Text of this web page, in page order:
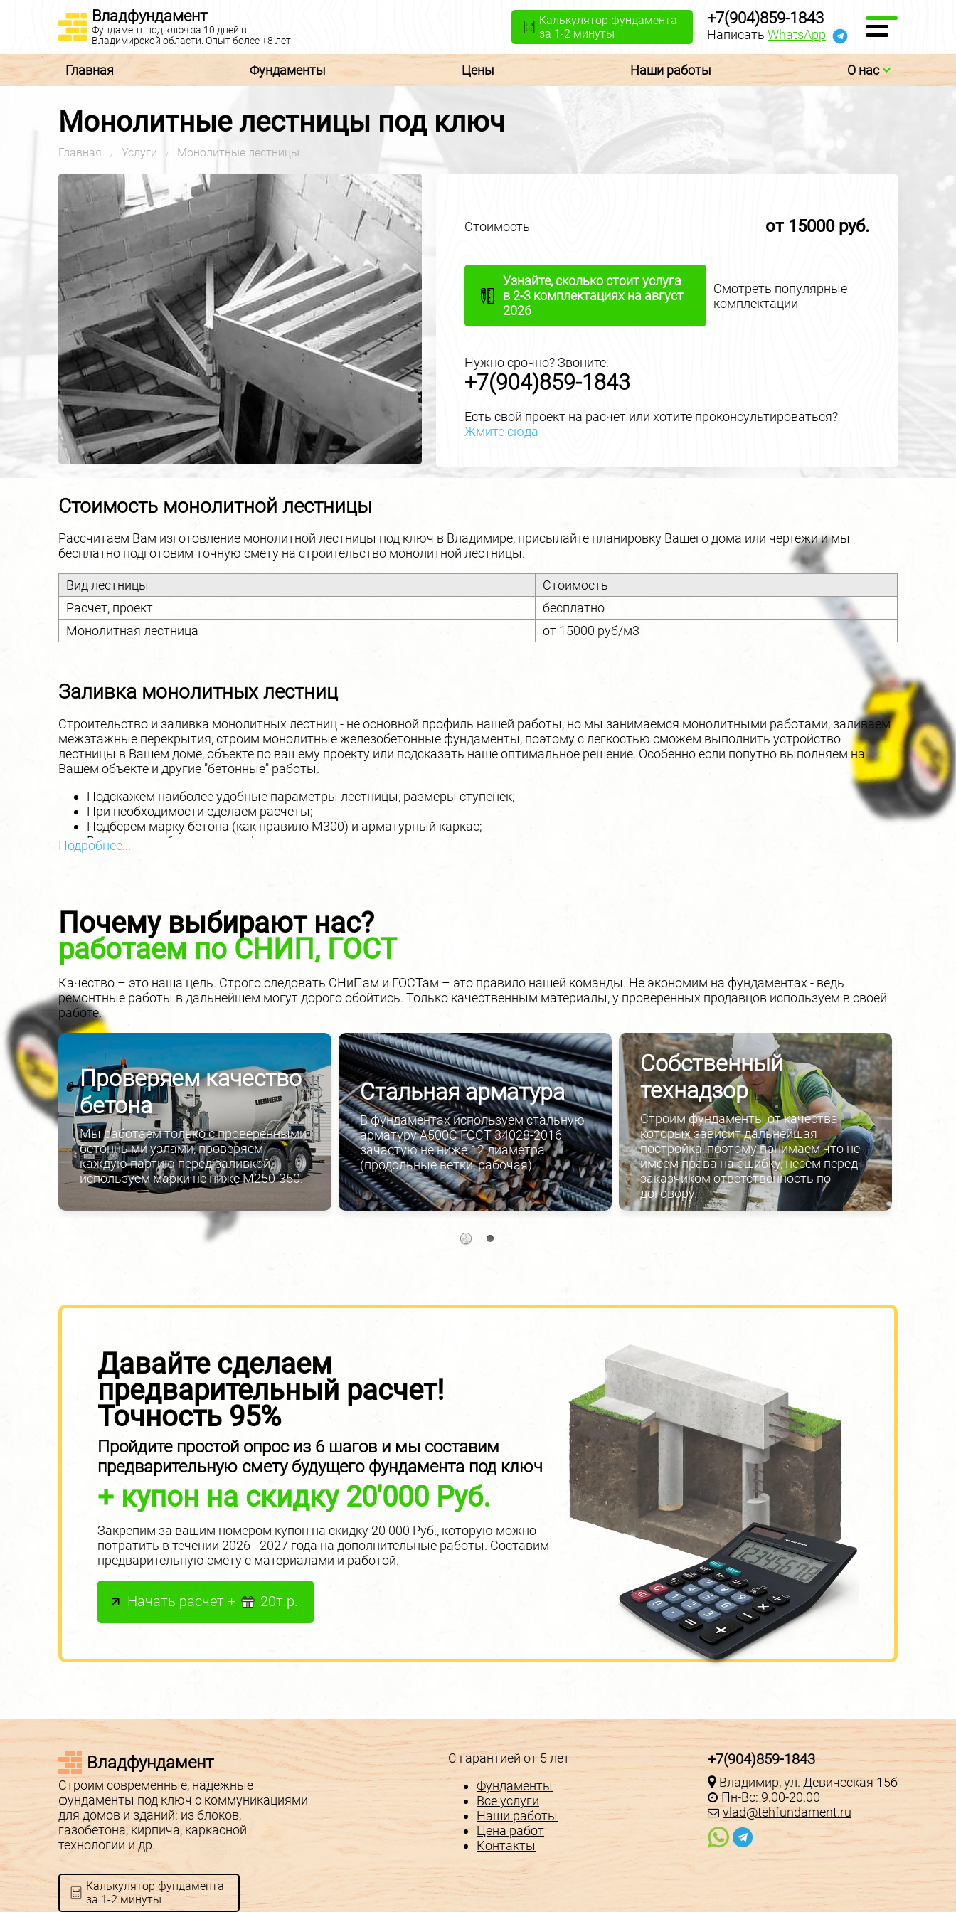
Владфундамент
Фундамент под ключза 10 дней в
Владимирской области. Опыт более +8 лет.
Калькулятор фундамента
за 1-2 минуты
+7(904)859-1843
Написать WhatsApp
Главная Фундаменты Цены Наши работы О нас
Монолитные лестницы под ключ
Главная / Услуги / Монолитные лестницы
Стоимость от 15000 руб.
Узнайте, сколько стоит услуга
в 2-3 комплектациях на август
2026
Смотреть популярные
комплектации
Нужно срочно? Звоните:
+7(904)859-1843
Есть свой проект на расчет или хотите проконсультироваться?
Жмите сюда
Стоимость монолитной лестницы
Рассчитаем Вам изготовление монолитной лестницы под ключ в Владимире, присылайте планировку Вашего дома или чертежи и мы
бесплатно подготовим точную смету на строительство монолитной лестницы.
Вид лестницы
Стоимость
Расчет, проект
бесплатно
Монолитная лестница
от 15000 руб/м3
Заливка монолитных лестниц
Строительство и заливка монолитных лестниц - не основной профиль нашей работы, но мы занимаемся монолитными работами, заливаем
межэтажные перекрытия, строим монолитные железобетонные фундаменты, поэтому с легкостью сможем выполнить устройство
лестницы в Вашем доме, объекте по вашему проекту или подсказать наше оптимальное решение. Особенно если попутно выполняем на
Вашем объекте и другие "бетонные" работы.
Подскажем наиболее удобные параметры лестницы, размеры ступенек;
При необходимости сделаем расчеты;
Подберем марку бетона (как правило М300) и арматурный каркас;
Выполним работу под ключ!
Екатеринбурге.
Подробнее...
Почему выбирают нас?
работаем по СНИП, ГОСТ
Качество – это наша цель. Строго следовать СНиПам и ГОСТам – это правило нашей команды. Не экономим на фундаментах - ведь
ремонтные работы в дальнейшем могут дорого обойтись. Только качественным материалы, у проверенных продавцов используем в своей
работе.
Проверяем качество
бетона
Мы работаем только с проверенными
бетонными узлами, проверяем
каждую партию перед заливкой,
используем марки не ниже М250-350.
Стальная арматура
В фундаментах используем стальную
арматуру А500С ГОСТ 34028-2016
зачастую не ниже 12 диаметра
(продольные ветки, рабочая).
Собственный
технадзор
Строим фундаменты от качества
которых зависит дальнейшая
постройка, поэтому понимаем что не
имеем права на ошибку, несем перед
заказчиком ответственность по
договору.
Давайте сделаем
предварительный расчет!
Точность 95%
Пройдите простой опрос из 6 шагов и мы составим
предварительную смету будущего фундамента под ключ
+ купон на скидку 20'000 Руб.
Закрепим за вашим номером купон на скидку 20 000 Руб., которую можно
потратить в течении 2026 - 2027 года на дополнительные работы. Составим
предварительную смету с материалами и работой.
Начать расчет + 20т.р.
Владфундамент
Строим современные, надежные
фундаменты под ключ с коммуникациями
для домов и зданий: из блоков,
газобетона, кирпича, каркасной
технологии и др.
Калькулятор фундамента
за 1-2 минуты
С гарантией от 5 лет
Фундаменты
Все услуги
Наши работы
Цена работ
Контакты
+7(904)859-1843
Владимир, ул. Девическая 15б
Пн-Вс: 9.00-20.00
vlad@tehfundament.ru